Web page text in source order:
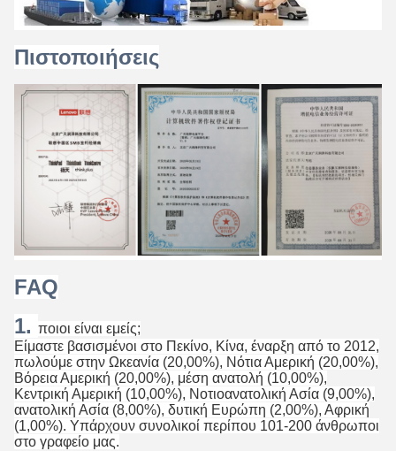
Πιστοποιήσεις
FAQ
1. ποιοι είναι εμείς;
Είμαστε βασισμένοι στο Πεκίνο, Κίνα, έναρξη από το 2012,
πωλούμε στην Ωκεανία (20,00%), Νότια Αμερική (20,00%),
Βόρεια Αμερική (20,00%), μέση ανατολή (10,00%),
Κεντρική Αμερική (10,00%), Νοτιοανατολική Ασία (9,00%),
ανατολική Ασία (8,00%), δυτική Ευρώπη (2,00%), Αφρική
(1,00%). Υπάρχουν συνολικοί περίπου 101-200 άνθρωποι
στο γραφείο μας.